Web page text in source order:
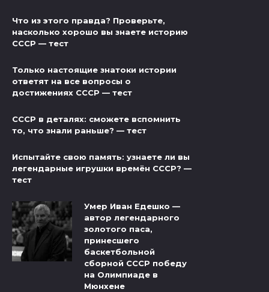
Что из этого правда? Проверьте,
насколько хорошо вы знаете историю
СССР — тест
Только настоящие знатоки истории
ответят на все вопросы о
достижениях СССР — тест
СССР в деталях: сможете вспомнить
то, что знали раньше? — тест
Испытайте свою память: узнаете ли вы
легендарные игрушки времён СССР? —
тест
Умер Иван Едешко —
автор легендарного
золотого паса,
принесшего
баскетбольной
сборной СССР победу
на Олимпиаде в
Мюнхене